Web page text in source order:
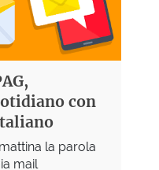
con
la parola
mail